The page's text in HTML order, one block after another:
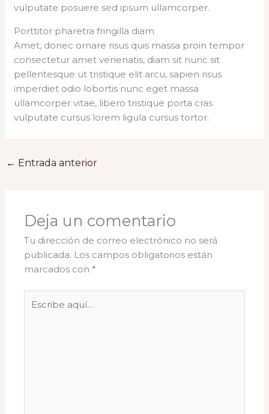
vulputate posuere sed ipsum ullamcorper.
Porttitor pharetra fringilla diam
Amet, donec ornare risus quis massa proin tempor
consectetur amet venenatis, diam sit nunc sit
pellentesque ut tristique elit arcu, sapien risus
imperdiet odio lobortis nunc eget massa
ullamcorper vitae, libero tristique porta cras
vulputate cursus lorem ligula cursus tortor.
← Entrada anterior
Deja un comentario
Tu dirección de correo electrónico no será
publicada. Los campos obligatorios están
marcados con *
aquí...